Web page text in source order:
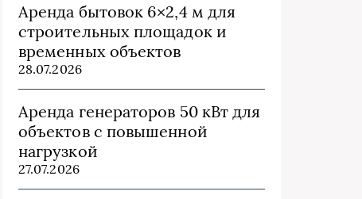
Аренда бытовок 6×2,4 м для
строительных площадок и
временных объектов
28.07.2026
Аренда генераторов 50 кВт для
объектов с повышенной
нагрузкой
27.07.2026